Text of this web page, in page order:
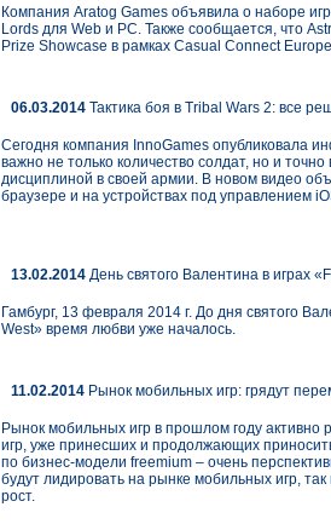
Компания Aratog Games объявила о наборе
Lords для Web и PC. Также сообщается, что
Prize Showcase в рамках Casual Connect
06.03.2014 Тактика боя в Tribal Wars 2: все
Сегодня компания InnoGames опубликовала
важно не только количество солдат, но и
дисциплиной в своей армии. В новом видео
браузере и на устройствах под управлением
13.02.2014 День святого Валентина в играх
Гамбург, 13 февраля 2014 г. До дня святого
West» время любви уже началось.
11.02.2014 Рынок мобильных игр: грядут
Рынок мобильных игр в прошлом году активно
игр, уже принесших и продолжающих
по бизнес-модели freemium – очень
будут лидировать на рынке мобильных игр,
рост.